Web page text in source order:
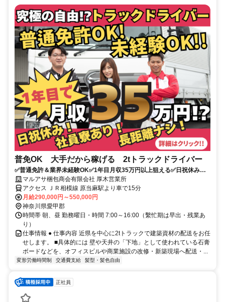
普免OK 大手だから稼げる 2tトラックドライバー
✅普通免許＆業界未経験OK✅1年目月収35万円以上狙える✅日祝休み
✅16時退社で夜勤なし
マルアサ梱包商会有限会社 厚木営業所
アクセス ＪＲ相模線 原当麻駅より車で15分
月給290,000円～550,000円
神奈川県愛甲郡
時間帯 朝、昼 勤務曜日・時間 7:00～16:00（繫忙期は早出・残業あ
り）
仕事情報 ● 仕事内容 近県を中心に2tトラックで建築資材の配送をお任
せします。 ■具体的には 壁や天井の「下地」として使われている石膏
ボードなどを、オフィスビルや商業施設の改修・新築現場へ配送・...
変形労働時間制 交通費支給 髪型・髪色自由
正社員